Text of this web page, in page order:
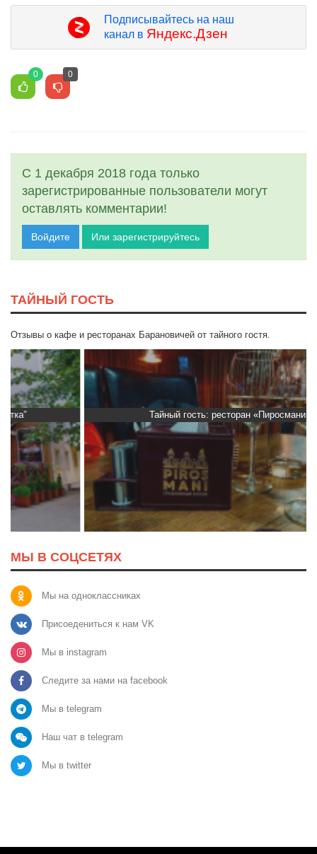
Подписывайтесь на наш
канал в Яндекс.Дзен
0 0
С 1 декабря 2018 года только
зарегистрированные пользователи могут
оставлять комментарии!
Войдите Или зарегистрируйтесь
ТАЙНЫЙ ГОСТЬ
Отзывы о кафе и ресторанах Барановичей от тайного гостя.
Тайный гость: ресторан «Пиросмани»
МЫ В СОЦСЕТЯХ
Мы на одноклассниках
Присоедениться к нам VK
Мы в instagram
Следите за нами на facebook
Мы в telegram
Наш чат в telegram
Мы в twitter